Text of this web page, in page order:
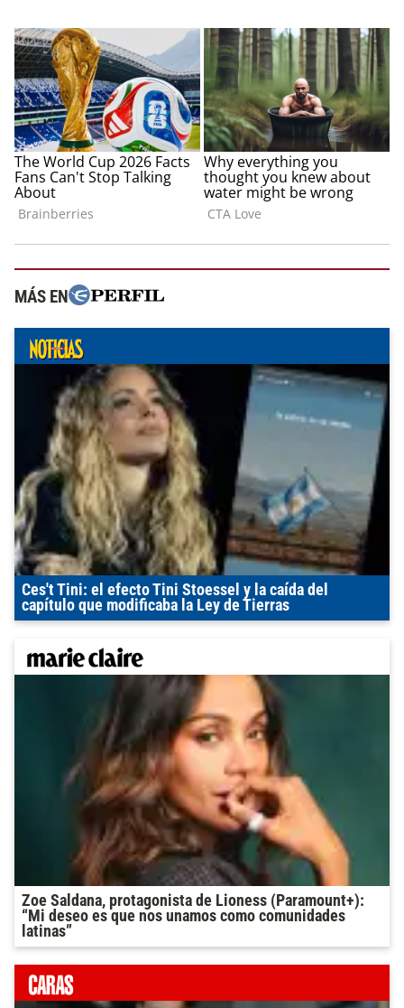
MÁS EN
Ces't Tini: el efecto Tini Stoessel y la caída del
capítulo que modificaba la Ley de Tierras
Zoe Saldana, protagonista de Lioness (Paramount+):
“Mi deseo es que nos unamos como comunidades
latinas”